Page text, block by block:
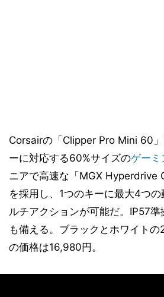
Corsairの「Clipper Pro Mini 60
ーに対応する60%サイズのゲーミ
ニアで高速な「MGX Hyperdrive
を採用し、1つのキーに最大4つ
ルチアクションが可能だ。IP57
も備える。ブラックとホワイト
の価格は16,980円。